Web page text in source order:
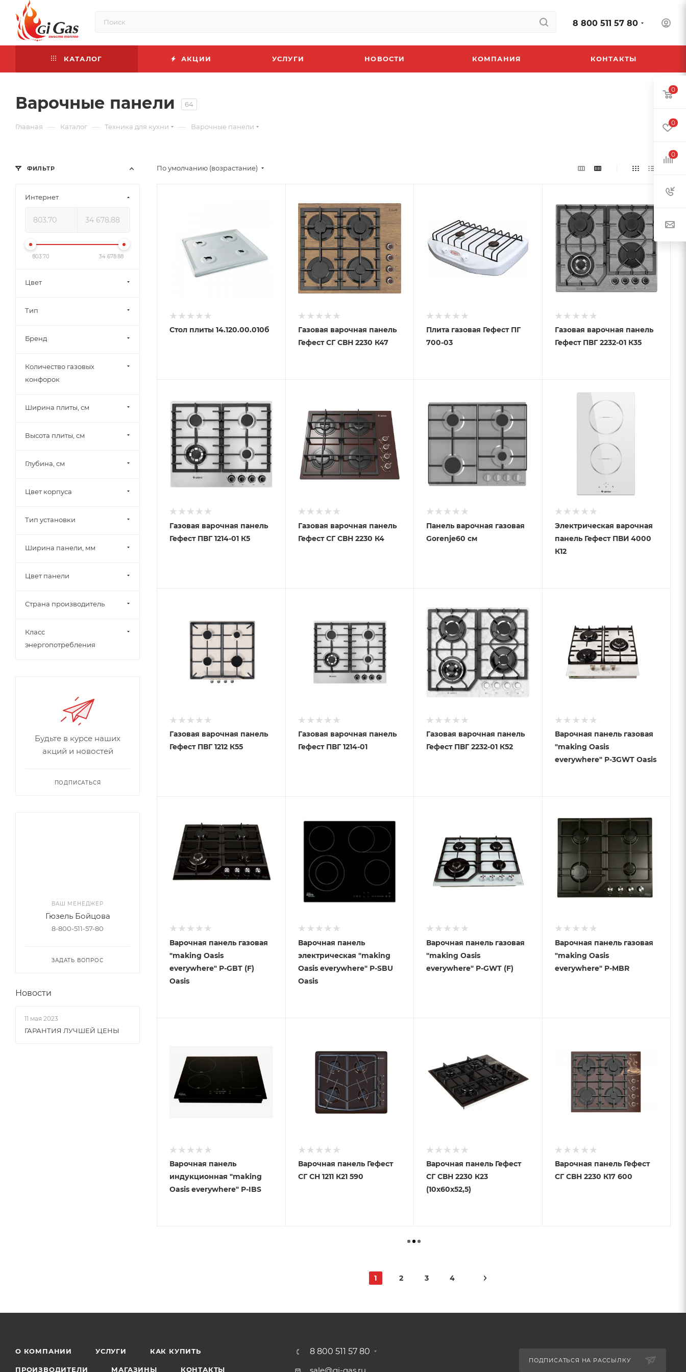
8 800 511 57 80
КАТАЛОГ АКЦИИ УСЛУГИ НОВОСТИ КОМПАНИЯ КОНТАКТЫ
Варочные панели 64
Главная — Каталог — Техника для кухни — Варочные панели
По умолчанию (возрастание)
Стол плиты 14.120.00.010б
Газовая варочная панель
Гефест СГ СВН 2230 К47
Плита газовая Гефест ПГ
700-03
Газовая варочная панель
Гефест ПВГ 2232-01 К35
Газовая варочная панель
Гефест ПВГ 1214-01 К5
Газовая варочная панель
Гефест СГ СВН 2230 К4
Панель варочная газовая
Gorenje60 см
Электрическая варочная
панель Гефест ПВИ 4000
К12
Газовая варочная панель
Гефест ПВГ 1212 К55
Газовая варочная панель
Гефест ПВГ 1214-01
Газовая варочная панель
Гефест ПВГ 2232-01 К52
Варочная панель газовая
"making Oasis
everywhere" P-3GWT Oasis
Варочная панель газовая
"making Oasis
everywhere" P-GBT (F)
Oasis
Варочная панель
электрическая "making
Oasis everywhere" P-SBU
Oasis
Варочная панель газовая
"making Oasis
everywhere" P-GWT (F)
Варочная панель газовая
"making Oasis
everywhere" P-MBR
Варочная панель
индукционная "making
Oasis everywhere" P-IBS
Варочная панель Гефест
СГ СН 1211 К21 590
Варочная панель Гефест
СГ СВН 2230 К23
(10х60х52,5)
Варочная панель Гефест
СГ СВН 2230 К17 600
1 2 3 4
ФИЛЬТР
Интернет
803.70 34 678.88
Цвет
Тип
Бренд
Количество газовых
конфорок
Ширина плиты, см
Высота плиты, см
Глубина, см
Цвет корпуса
Тип установки
Ширина панели, мм
Цвет панели
Страна производитель
Класс
энергопотребления
Будьте в курсе наших
акций и новостей
ПОДПИСАТЬСЯ
ВАШ МЕНЕДЖЕР
Гюзель Бойцова
8-800-511-57-80
ЗАДАТЬ ВОПРОС
Новости
11 мая 2023
ГАРАНТИЯ ЛУЧШЕЙ ЦЕНЫ
О КОМПАНИИ УСЛУГИ КАК КУПИТЬ
ПРОИЗВОДИТЕЛИ МАГАЗИНЫ КОНТАКТЫ
8 800 511 57 80
ПОДПИСАТЬСЯ НА РАССЫЛКУ
0
0
0